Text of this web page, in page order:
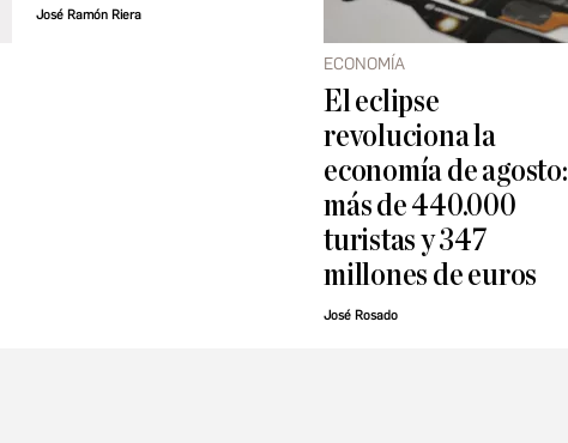
José Ramón Riera
ECONOMÍA
El eclipse
revoluciona la
economía de agosto:
más de 440.000
turistas y 347
millones de euros
José Rosado